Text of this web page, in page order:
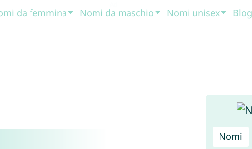
da femmina Nomi da maschio Nomi unisex Blog
Nomi